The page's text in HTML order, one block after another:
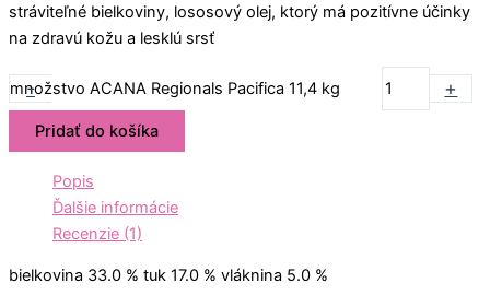
stráviteľné bielkoviny, lososový olej, ktorý má pozitívne účinky
na zdravú kožu a lesklú srsť
-
množstvo ACANA Regionals Pacifica 11,4 kg +
Pridať do košíka
Popis
Ďalšie informácie
Recenzie (1)
bielkovina 33.0 % tuk 17.0 % vláknina 5.0 %